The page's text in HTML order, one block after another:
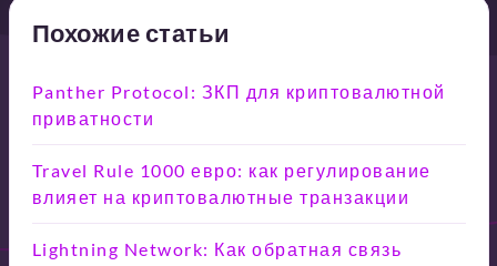
Похожие статьи
Panther Protocol: ЗКП для криптовалютной
приватности
Travel Rule 1000 евро: как регулирование
влияет на криптовалютные транзакции
Lightning Network: Как обратная связь